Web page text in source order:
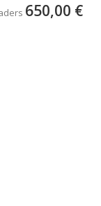
650,00 €